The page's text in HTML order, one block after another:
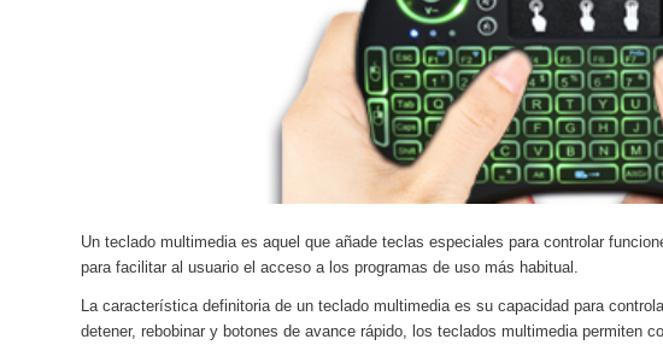
Un teclado multimedia es aquel que añade teclas especiales para controlar
para facilitar al usuario el acceso a los programas de uso más habitual.
La característica definitoria de un teclado multimedia es su capacidad para
detener, rebobinar y botones de avance rápido, los teclados multimedia permiten